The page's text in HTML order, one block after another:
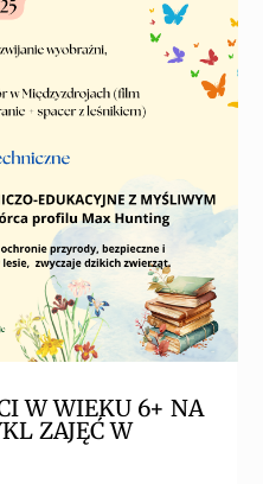
W WIEKU 6+ NA
ZAJĘĆ W